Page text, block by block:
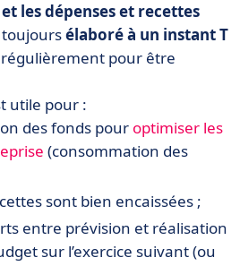
les dépenses et recettes
toujoursélaboré à un instant T
pour être
utile pour :
des fonds pour optimiser les
(consommation des
sont bien encaissées ;
entre prévision et réalisation
sur l’exercice suivant (ou